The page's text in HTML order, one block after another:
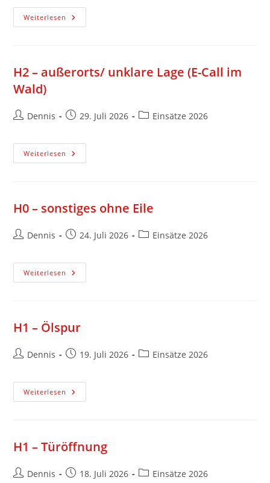
Weiterlesen
H2 – außerorts/ unklare Lage (E-Call im
Wald)
Dennis 29. Juli 2026 Einsätze 2026
Weiterlesen
H0 – sonstiges ohne Eile
Dennis 24. Juli 2026 Einsätze 2026
Weiterlesen
H1 – Ölspur
Dennis 19. Juli 2026 Einsätze 2026
Weiterlesen
H1 – Türöffnung
Dennis 18. Juli 2026 Einsätze 2026